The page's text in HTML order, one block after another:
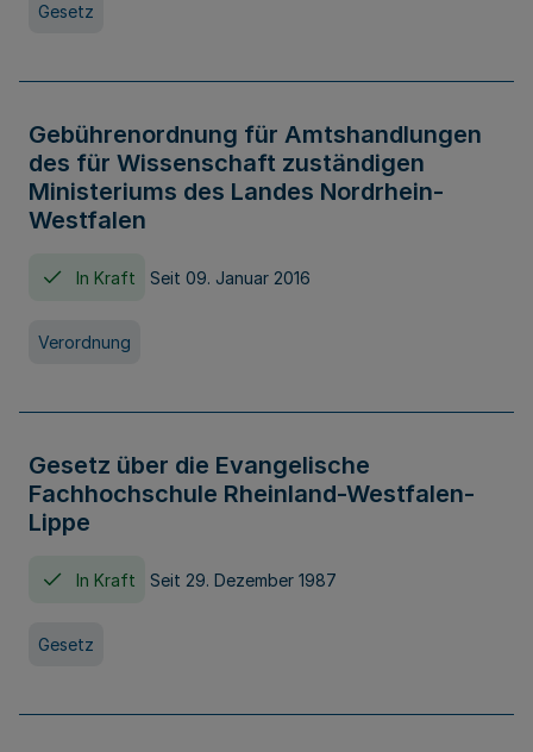
Gesetz
Gebührenordnung für Amtshandlungen
des für Wissenschaft zuständigen
Ministeriums des Landes Nordrhein-
Westfalen
In Kraft Seit 09. Januar 2016
Verordnung
Gesetz über die Evangelische
Fachhochschule Rheinland-Westfalen-
Lippe
In Kraft Seit 29. Dezember 1987
Gesetz